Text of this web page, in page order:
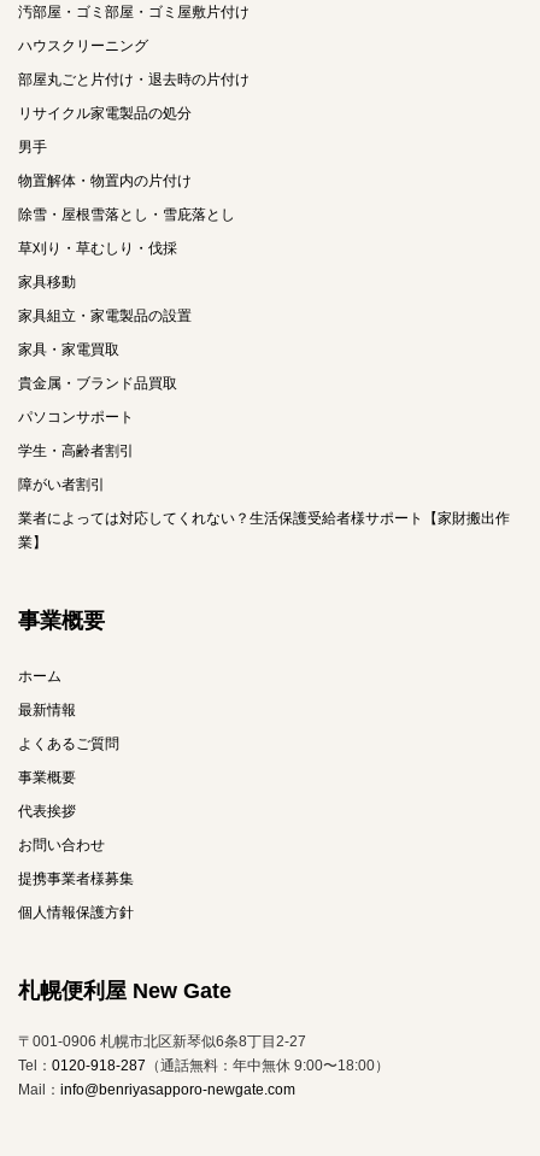
汚部屋・ゴミ部屋・ゴミ屋敷片付け
ハウスクリーニング
部屋丸ごと片付け・退去時の片付け
リサイクル家電製品の処分
男手
物置解体・物置内の片付け
除雪・屋根雪落とし・雪庇落とし
草刈り・草むしり・伐採
家具移動
家具組立・家電製品の設置
家具・家電買取
貴金属・ブランド品買取
パソコンサポート
学生・高齢者割引
障がい者割引
業者によっては対応してくれない？生活保護受給者様サポート【家財搬出作
業】
事業概要
ホーム
最新情報
よくあるご質問
事業概要
代表挨拶
お問い合わせ
提携事業者様募集
個人情報保護方針
札幌便利屋 New Gate
〒001-0906 札幌市北区新琴似6条8丁目2-27
Tel： 0120-918-287 （通話無料：年中無休 9:00〜18:00）
Mail： info@benriyasapporo-newgate.com